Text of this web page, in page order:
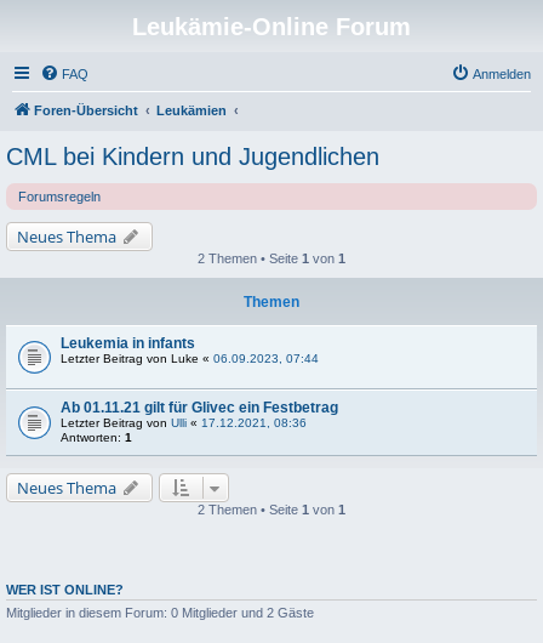
Leukämie-Online Forum
FAQ Anmelden
Foren-Übersicht Leukämien
CML bei Kindern und Jugendlichen
Forumsregeln
Neues Thema
2 Themen • Seite 1 von 1
Themen
Leukemia in infants
Letzter Beitrag von Luke « 06.09.2023, 07:44
Ab 01.11.21 gilt für Glivec ein Festbetrag
Letzter Beitrag von Ulli « 17.12.2021, 08:36
Antworten: 1
Neues Thema
2 Themen • Seite 1 von 1
WER IST ONLINE?
Mitglieder in diesem Forum: 0 Mitglieder und 2 Gäste